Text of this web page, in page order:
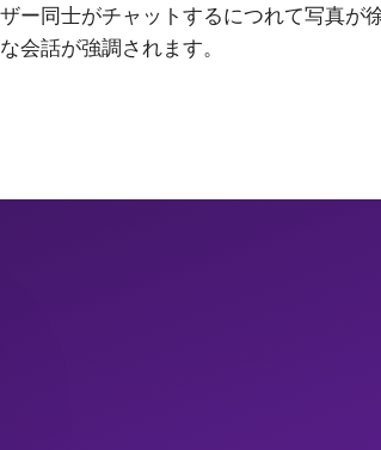
ー同士がチャットするにつれて写真が
会話が強調されます。